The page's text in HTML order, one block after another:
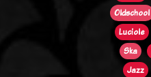
Oldschool
Luciole
Ska
Jazz